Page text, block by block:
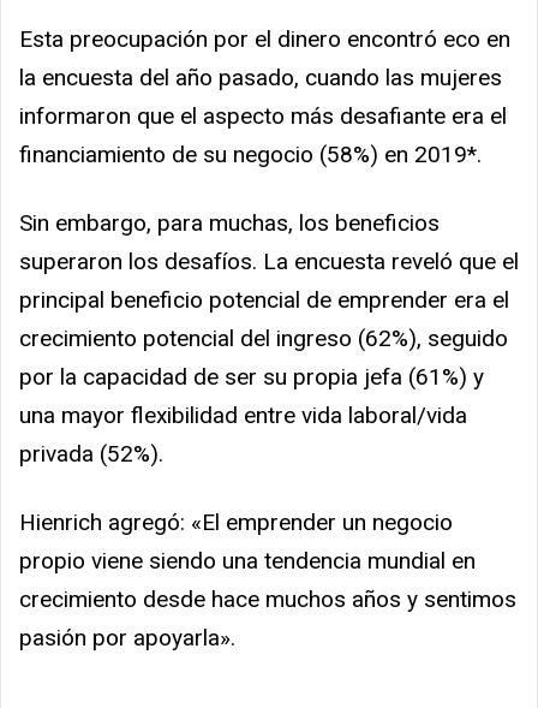
Esta preocupación por el dinero encontró eco en
la encuesta del año pasado, cuando las mujeres
informaron que el aspecto más desafiante era el
financiamiento de su negocio (58%) en 2019*.
Sin embargo, para muchas, los beneficios
superaron los desafíos. La encuesta reveló que el
principal beneficio potencial de emprender era el
crecimiento potencial del ingreso (62%), seguido
por la capacidad de ser su propia jefa (61%) y
una mayor flexibilidad entre vida laboral/vida
privada (52%).
Hienrich agregó: «El emprender un negocio
propio viene siendo una tendencia mundial en
crecimiento desde hace muchos años y sentimos
pasión por apoyarla».